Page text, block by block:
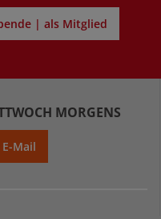
| als Mitglied
MORGENS
E-Mail